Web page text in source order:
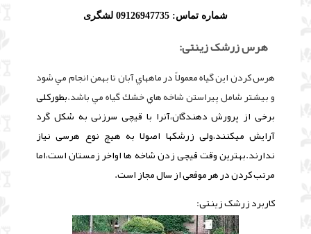
شماره تماس: 09126947735 لشگری
هرس زرشک زینتی:
هرس کردن این گیاه معمولاً در ماههاي آبان تا بهمن انجام مي شود
و بيشتر شامل پيراستن شاخه هاي خشك گياه مي باشد.بطورکلی
برخی از پرورش دهندگان،آنرا با قیچی سرزنی به شکل گرد
آرایش میکنند،ولی زرشکها اصولا به هیچ نوع هرسی نیاز
ندارند.بهترین وقت قیچی زدن شاخه ها اواخر زمستان است،اما
مرتب کردن در هر موقعی از سال مجاز است.
کاربرد زرشک زینتی: